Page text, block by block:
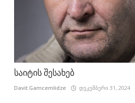
საიტის შესახებ
Davit.Gamcemlidze დეკემბერი 31, 2024